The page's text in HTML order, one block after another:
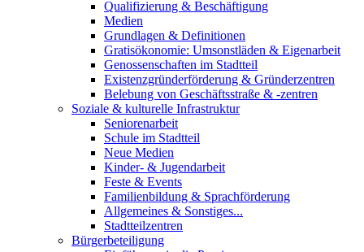
Qualifizierung & Beschäftigung
Medien
Grundlagen & Definitionen
Gratisökonomie: Umsonstläden & Eigenarbeit
Genossenschaften im Stadtteil
Existenzgründerförderung & Gründerzentren
Belebung von Geschäftsstraße & -zentren
Soziale & kulturelle Infrastruktur
Seniorenarbeit
Schule im Stadtteil
Neue Medien
Kinder- & Jugendarbeit
Feste & Events
Familienbildung & Sprachförderung
Allgemeines & Sonstiges...
Stadtteilzentren
Bürgerbeteiligung